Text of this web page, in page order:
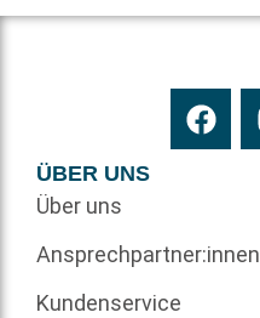
ÜBER UNS
Über uns
Ansprechpartner:innen
Kundenservice